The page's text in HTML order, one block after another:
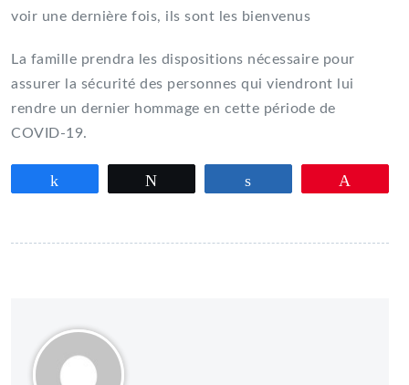
voir une dernière fois, ils sont les bienvenus
La famille prendra les dispositions nécessaire pour
assurer la sécurité des personnes qui viendront lui
rendre un dernier hommage en cette période de
COVID-19.